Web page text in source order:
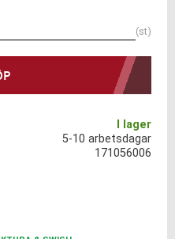
st
I lager
171056006
5-10 arbetsdagar